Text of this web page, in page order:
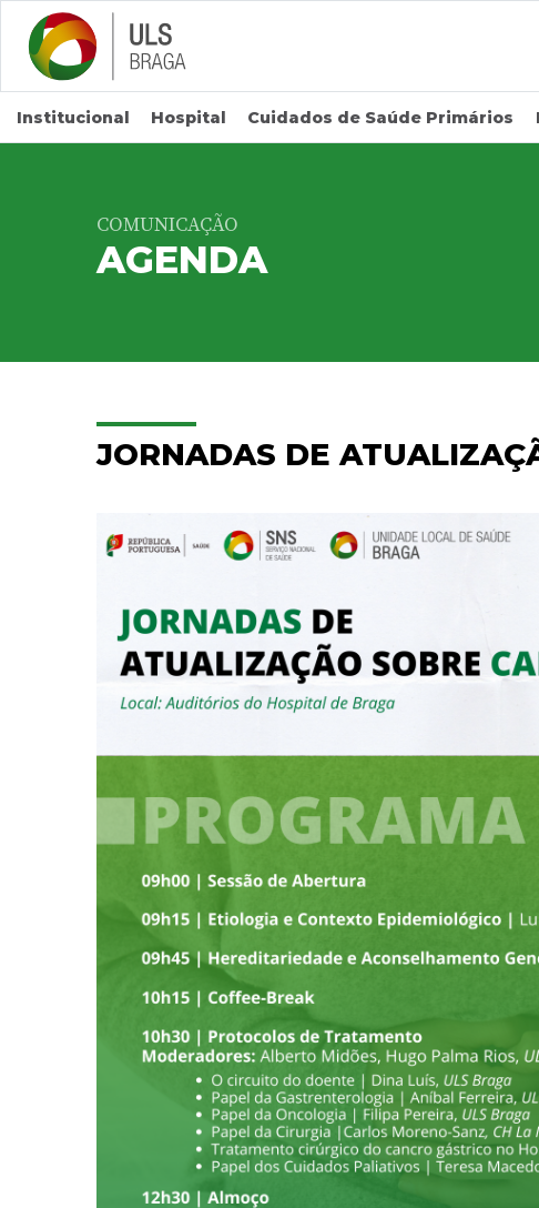
Saltar para conteúdo principal
Institucional Hospital Cuidados de Saúde Primários
COMUNICAÇÃO
AGENDA
JORNADAS DE